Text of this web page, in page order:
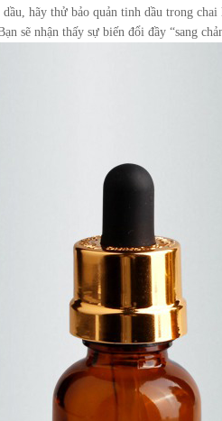
hãy thử bảo quản tinh dầu trong
sẽ nhận thấy sự biến đổi đầy “sang